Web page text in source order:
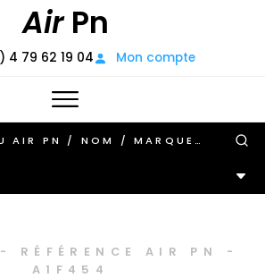
AirPn
4 79 62 19 04 Mon compte
- RÉFÉRENCE AIR PN
-
A1F454